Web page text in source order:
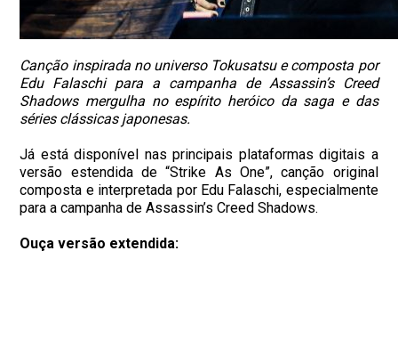
Canção inspirada no universo Tokusatsu e composta por
Edu Falaschi para a campanha de Assassin’s Creed
Shadows mergulha no espírito heróico da saga e das
séries clássicas japonesas.
Já está disponível nas principais plataformas digitais a
versão estendida de “Strike As One”, canção original
composta e interpretada por Edu Falaschi, especialmente
para a campanha de Assassin’s Creed Shadows.
Ouça versão extendida: